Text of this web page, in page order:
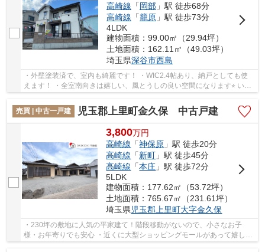
高崎線 「岡部」駅 徒歩68分
高崎線 「籠原」駅 徒歩73分
4LDK
建物面積：99.00㎡（29.94坪）
土地面積：162.11㎡（49.03坪）
埼玉県深谷市西島
・外壁塗装済で、室内も綺麗です！ ・WIC2.4帖あり、納戸としても使
えます！ ・全室南向きは嬉しい、風とうしの良い空間になります⭐︎ いつ
でもお気軽にお声がけください♪ 駅からの送...
売買 | 中古一戸建
児玉郡上里町金久保 中古戸建
3,800万円
高崎線 「神保原 」駅 徒歩20分
高崎線 「新町 」駅 徒歩45分
高崎線 「本庄 」駅 徒歩72分
5LDK
建物面積：177.62㎡（53.72坪）
土地面積：765.67㎡（231.61坪）
埼玉県児玉郡上里町大字金久保
・230坪の敷地に人気の平家建て！階段移動がないので、小さなお子
様・お年寄りでも安心 ・近くに大型ショッピングモールがあって嬉し
い！ ・縁側ではお天気の良い日には気持ちよく過ご...